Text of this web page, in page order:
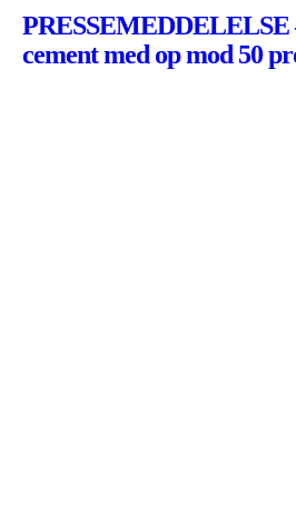
PRESSEMEDDELELSE
cement med op mod 50